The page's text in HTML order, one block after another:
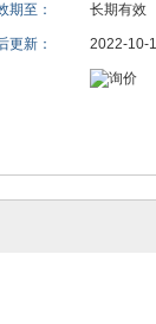
期至： 长期有效
更新： 2022-10-